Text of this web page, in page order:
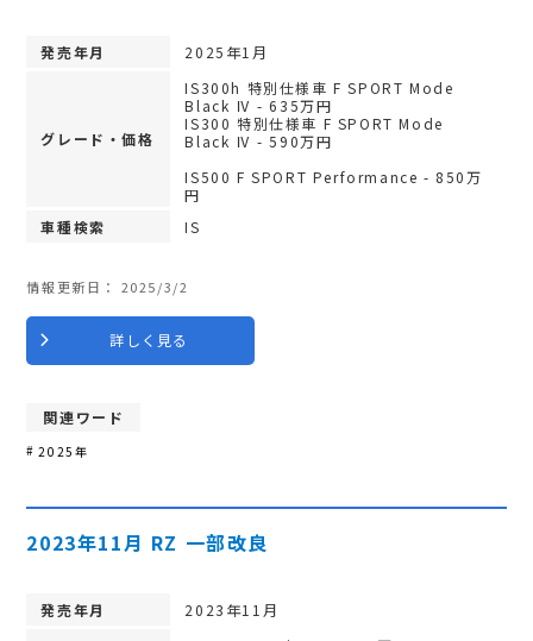
発売年月 2025年1月
グレード・価格
IS300h 特別仕様車 F SPORT Mode
Black Ⅳ - 635万円
IS300 特別仕様車 F SPORT Mode
Black Ⅳ - 590万円
IS500 F SPORT Performance - 850万
円
車種検索
IS
情報更新日： 2025/3/2
詳しく見る
関連ワード
2025年
2023年11月 RZ 一部改良
発売年月 2023年11月